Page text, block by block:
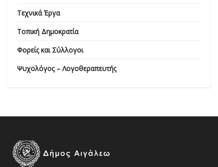
Τεχνικά Έργα
Τοπική Δημοκρατία
Φορείς και Σύλλογοι
Ψυχολόγος – Λογοθεραπευτής